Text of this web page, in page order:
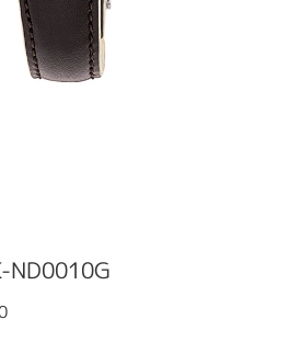
ND0010G